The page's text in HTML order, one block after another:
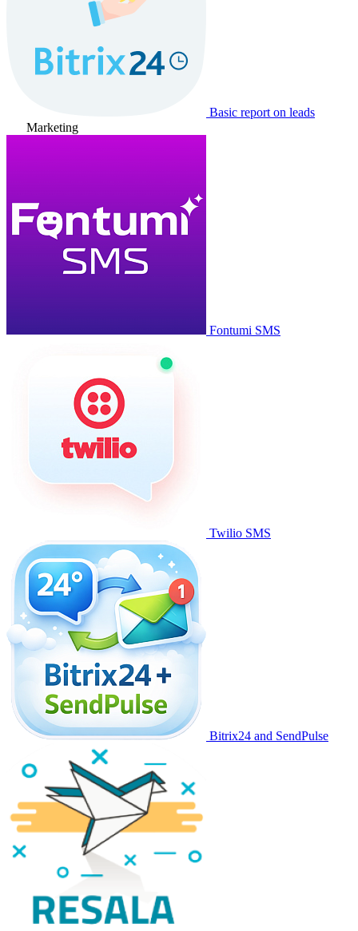
Basic report on leads
Marketing
Fontumi SMS
Twilio SMS
Bitrix24 and SendPulse